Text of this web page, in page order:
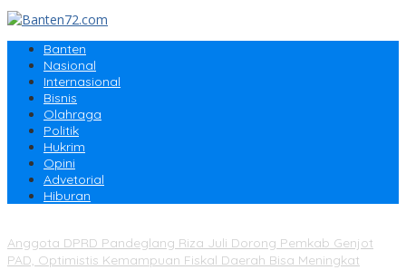
Banten
Nasional
Internasional
Bisnis
Olahraga
Politik
Hukrim
Opini
Advetorial
Hiburan
Anggota DPRD Pandeglang Riza Juli Dorong Pemkab Genjot
PAD, Optimistis Kemampuan Fiskal Daerah Bisa Meningkat